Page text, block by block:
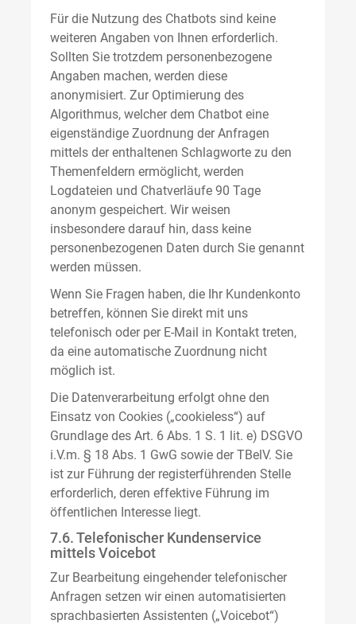
Für die Nutzung des Chatbots sind keine
weiteren Angaben von Ihnen erforderlich.
Sollten Sie trotzdem personenbezogene
Angaben machen, werden diese
anonymisiert. Zur Optimierung des
Algorithmus, welcher dem Chatbot eine
eigenständige Zuordnung der Anfragen
mittels der enthaltenen Schlagworte zu den
Themenfeldern ermöglicht, werden
Logdateien und Chatverläufe 90 Tage
anonym gespeichert. Wir weisen
insbesondere darauf hin, dass keine
personenbezogenen Daten durch Sie genannt
werden müssen.
Wenn Sie Fragen haben, die Ihr Kundenkonto
betreffen, können Sie direkt mit uns
telefonisch oder per E-Mail in Kontakt treten,
da eine automatische Zuordnung nicht
möglich ist.
Die Datenverarbeitung erfolgt ohne den
Einsatz von Cookies („cookieless“) auf
Grundlage des Art. 6 Abs. 1 S. 1 lit. e) DSGVO
i.V.m. § 18 Abs. 1 GwG sowie der TBelV. Sie
ist zur Führung der registerführenden Stelle
erforderlich, deren effektive Führung im
öffentlichen Interesse liegt.
7.6. Telefonischer Kundenservice
mittels Voicebot
Zur Bearbeitung eingehender telefonischer
Anfragen setzen wir einen automatisierten
sprachbasierten Assistenten („Voicebot“)